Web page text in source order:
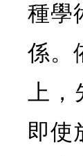
種學
係。
上
即使